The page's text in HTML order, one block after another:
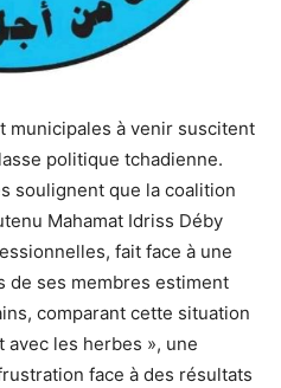
municipales à venir suscitent
politique tchadienne.
soulignent que la coalition
Mahamat Idriss Déby
fait face à une
de ses membres estiment
comparant cette situation
avec les herbes », une
face à des résultats